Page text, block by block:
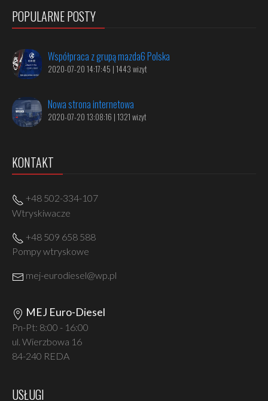
POPULARNE POSTY
Współpraca z grupą mazda6 Polska
2020-07-20 14:17:45 | 1443 wizyt
Nowa strona internetowa
2020-07-20 13:08:16 | 1321 wizyt
KONTAKT
+48 502-334-107
Wtryskiwacze
+48 509 658 588
Pompy wtryskowe
mej-eurodiesel@wp.pl
MEJ Euro-Diesel
Pn-Pt: 8:00 - 16:00
ul. Wierzbowa 16
84-240 REDA
USŁUGI